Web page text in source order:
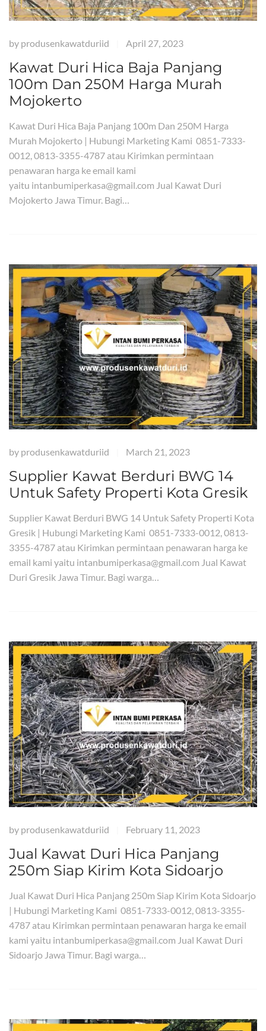
by produsenkawatduriid April 27, 2023
Kawat Duri Hica Baja Panjang
100m Dan 250M Harga Murah
Mojokerto
Kawat Duri Hica Baja Panjang 100m Dan 250M Harga
Murah Mojokerto | Hubungi Marketing Kami 0851-7333-
0012, 0813-3355-4787 atau Kirimkan permintaan
penawaran harga ke email kami
yaitu intanbumiperkasa@gmail.com Jual Kawat Duri
Mojokerto Jawa Timur. Bagi…
by produsenkawatduriid March 21, 2023
Supplier Kawat Berduri BWG 14
Untuk Safety Properti Kota Gresik
Supplier Kawat Berduri BWG 14 Untuk Safety Properti Kota
Gresik | Hubungi Marketing Kami 0851-7333-0012, 0813-
3355-4787 atau Kirimkan permintaan penawaran harga ke
email kami yaitu intanbumiperkasa@gmail.com Jual Kawat
Duri Gresik Jawa Timur. Bagi warga…
by produsenkawatduriid February 11, 2023
Jual Kawat Duri Hica Panjang
250m Siap Kirim Kota Sidoarjo
Jual Kawat Duri Hica Panjang 250m Siap Kirim Kota Sidoarjo
| Hubungi Marketing Kami 0851-7333-0012, 0813-3355-
4787 atau Kirimkan permintaan penawaran harga ke email
kami yaitu intanbumiperkasa@gmail.com Jual Kawat Duri
Sidoarjo Jawa Timur. Bagi warga…